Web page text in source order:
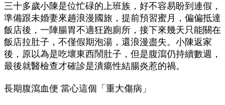
三十多歲小陳是位忙碌的上班族，好不容易盼到連假，
準備跟未婚妻來趟浪漫國旅，提前預習蜜月，偏偏抵達
飯店後，一陣腸胃不適狂跑廁所，接下來幾天只能關在
飯店拉肚子，不僅假期泡湯，還浪漫盡失。小陳返家
後，原以為是吃壞東西鬧肚子，但是腹瀉仍持續數週，
最後就醫檢查才確診是潰瘍性結腸炎惹的禍。
長期腹瀉血便 當心這個「重大傷病」